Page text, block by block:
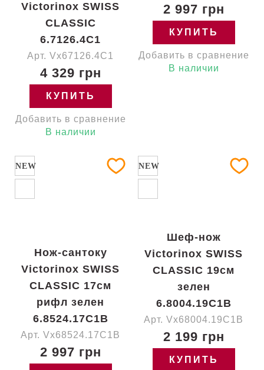
Victorinox SWISS
CLASSIC
6.7126.4C1
Арт. Vx67126.4C1
4 329 грн
КУПИТЬ
Добавить в сравнение
В наличии
2 997 грн
КУПИТЬ
Добавить в сравнение
В наличии
NEW
Нож-сантоку
Victorinox SWISS
CLASSIC 17см
рифл зелен
6.8524.17C1B
Арт. Vx68524.17C1B
2 997 грн
NEW
Шеф-нож
Victorinox SWISS
CLASSIC 19см
зелен
6.8004.19C1B
Арт. Vx68004.19C1B
2 199 грн
КУПИТЬ